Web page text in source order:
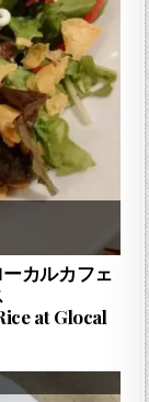
カルカフェ
at Glocal